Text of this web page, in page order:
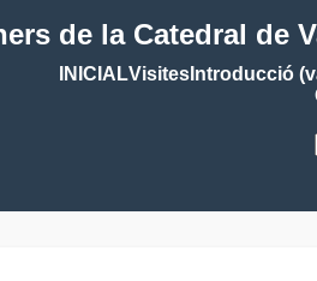
de la Catedral de
INICIALVisitesIntroducció